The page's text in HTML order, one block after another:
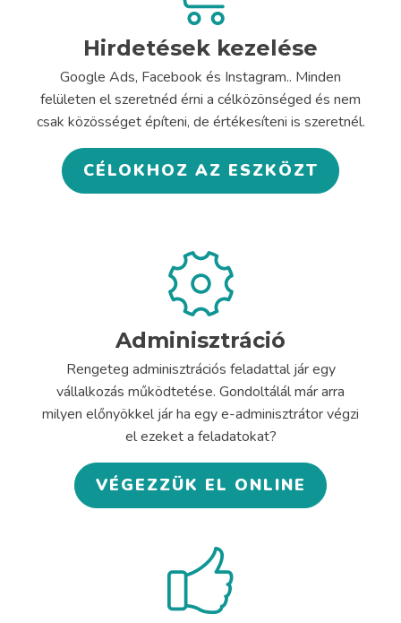
Hirdetések kezelése
Google Ads, Facebook és Instagram.. Minden
felületen el szeretnéd érni a célközönséged és nem
csak közösséget építeni, de értékesíteni is szeretnél.
CÉLOKHOZ AZ ESZKÖZT
Adminisztráció
Rengeteg adminisztrációs feladattal jár egy
vállalkozás működtetése. Gondoltálál már arra
milyen előnyökkel jár ha egy e-adminisztrátor végzi
el ezeket a feladatokat?
VÉGEZZÜK EL ONLINE